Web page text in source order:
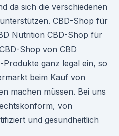
da sich die verschiedenen
CBD-Shop für
Nutrition CBD-Shop für
Shop von CBD
ganz legal ein, so
beim Kauf von
machen müssen. Bei uns
von
und gesundheitlich